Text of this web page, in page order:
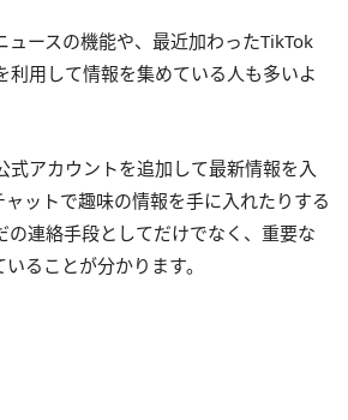
ュースの機能や、最近加わったTikTok
利用して情報を集めている人も多いよ
式アカウントを追加して最新情報を入
ットで趣味の情報を手に入れたりする
の連絡手段としてだけでなく、重要な
ることが分かります。